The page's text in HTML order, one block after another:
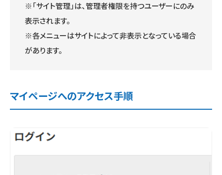
※「サイト管理」は、管理者権限を持つユーザーにのみ
表示されます。
※各メニューはサイトによって非表示となっている場合
があります。
マイページへのアクセス手順